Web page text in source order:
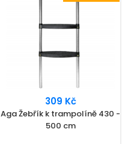
309 Kč
Aga Žebřík k trampolíně 430 -
500 cm